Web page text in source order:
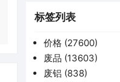
标签列表
价格 (27600)
废品 (13603)
废铝 (838)